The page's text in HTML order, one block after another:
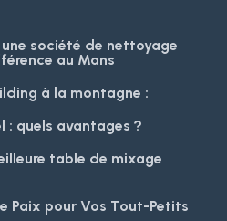
société de nettoyage
au Mans
à la montagne :
: quels avantages ?
table de mixage
Paix pour Vos Tout-Petits